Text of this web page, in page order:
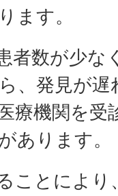
ます。
者数が少な
、発見が
療機関を受
あります。
ことにより